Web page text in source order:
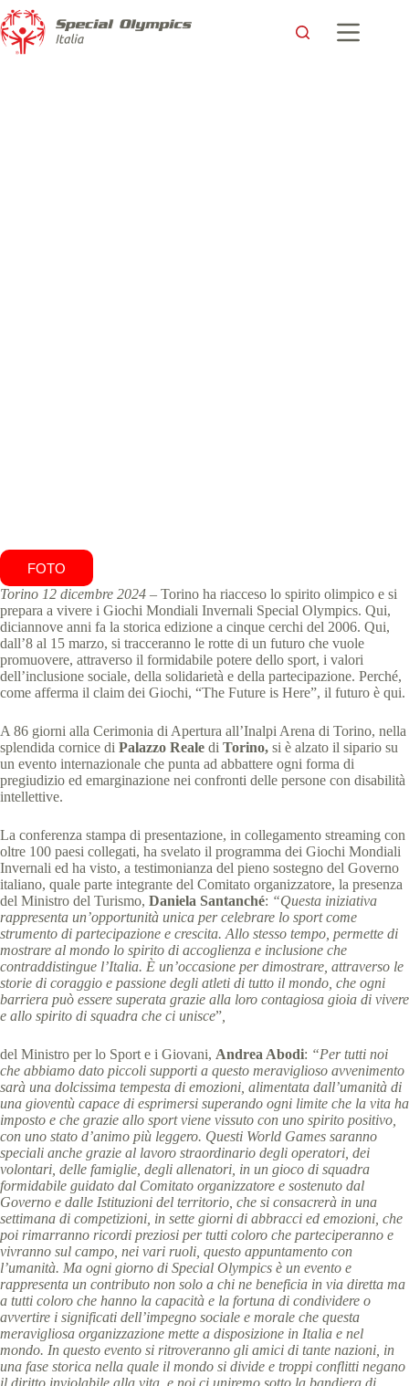
FOTO
Torino 12 dicembre 2024 – Torino ha riacceso lo spirito olimpico e si
prepara a vivere i Giochi Mondiali Invernali Special Olympics. Qui,
diciannove anni fa la storica edizione a cinque cerchi del 2006. Qui,
dall’8 al 15 marzo, si tracceranno le rotte di un futuro che vuole
promuovere, attraverso il formidabile potere dello sport, i valori
dell’inclusione sociale, della solidarietà e della partecipazione. Perché,
come afferma il claim dei Giochi, “The Future is Here”, il futuro è qui.
A 86 giorni alla Cerimonia di Apertura all’Inalpi Arena di Torino, nella
splendida cornice di Palazzo Reale di Torino, si è alzato il sipario su
un evento internazionale che punta ad abbattere ogni forma di
pregiudizio ed emarginazione nei confronti delle persone con disabilità
intellettive.
La conferenza stampa di presentazione, in collegamento streaming con
oltre 100 paesi collegati, ha svelato il programma dei Giochi Mondiali
Invernali ed ha visto, a testimonianza del pieno sostegno del Governo
italiano, quale parte integrante del Comitato organizzatore, la presenza
del Ministro del Turismo, Daniela Santanché: “Questa iniziativa
rappresenta un’opportunità unica per celebrare lo sport come
strumento di partecipazione e crescita. Allo stesso tempo, permette di
mostrare al mondo lo spirito di accoglienza e inclusione che
contraddistingue l’Italia. È un’occasione per dimostrare, attraverso le
storie di coraggio e passione degli atleti di tutto il mondo, che ogni
barriera può essere superata grazie alla loro contagiosa gioia di vivere
e allo spirito di squadra che ci unisce”
del Ministro per lo Sport e i Giovani, Andrea Abodi: “Per tutti noi
che abbiamo dato piccoli supporti a questo meraviglioso avvenimento
sarà una dolcissima tempesta di emozioni, alimentata dall’umanità di
una gioventù capace di esprimersi superando ogni limite che la vita ha
imposto e che grazie allo sport viene vissuto con uno spirito positivo,
con uno stato d’animo più leggero. Questi World Games saranno
speciali anche grazie al lavoro straordinario degli operatori, dei
volontari, delle famiglie, degli allenatori, in un gioco di squadra
formidabile guidato dal Comitato organizzatore e sostenuto dal
Governo e dalle Istituzioni del territorio, che si consacrerà in una
settimana di competizioni, in sette giorni di abbracci ed emozioni, che
poi rimarranno ricordi preziosi per tutti coloro che parteciperanno e
vivranno sul campo, nei vari ruoli, questo appuntamento con
l’umanità. Ma ogni giorno di Special Olympics è un evento e
rappresenta un contributo non solo a chi ne beneficia in via diretta ma
a tutti coloro che hanno la capacità e la fortuna di condividere o
avvertire i significati dell’impegno sociale e morale che questa
meravigliosa organizzazione mette a disposizione in Italia e nel
mondo. In questo evento si ritroveranno gli amici di tante nazioni, in
una fase storica nella quale il mondo si divide e troppi conflitti negano
il diritto inviolabile alla vita, e noi ci uniremo sotto la bandiera di